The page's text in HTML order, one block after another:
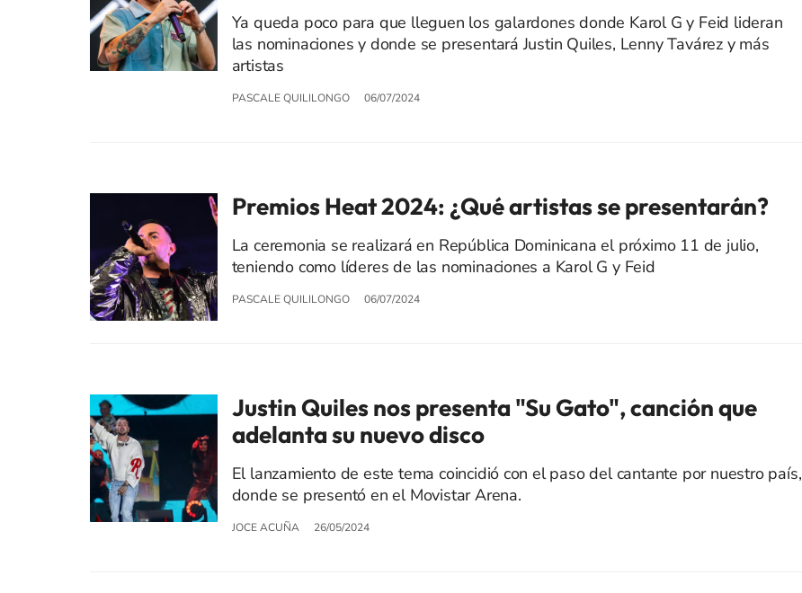
Ya queda poco para que lleguen los galardones donde Karol G y Feid lideran
las nominaciones y donde se presentará Justin Quiles, Lenny Tavárez y más
artistas
PASCALE QUILILONGO 06/07/2024
Premios Heat 2024: ¿Qué artistas se presentarán?
La ceremonia se realizará en República Dominicana el próximo 11 de julio,
teniendo como líderes de las nominaciones a Karol G y Feid
PASCALE QUILILONGO 06/07/2024
Justin Quiles nos presenta "Su Gato", canción que
adelanta su nuevo disco
El lanzamiento de este tema coincidió con el paso del cantante por nuestro país,
donde se presentó en el Movistar Arena.
JOCE ACUÑA 26/05/2024